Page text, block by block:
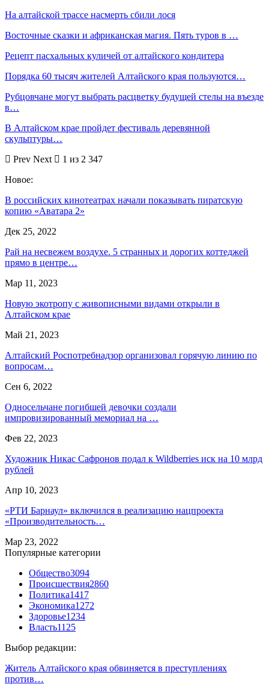
На алтайской трассе насмерть сбили лося
Восточные сказки и африканская магия. Пять туров в …
Рецепт пасхальных куличей от алтайского кондитера
Порядка 60 тысяч жителей Алтайского края пользуются…
Рубцовчане могут выбрать расцветку будущей стелы на въезде
в…
В Алтайском крае пройдет фестиваль деревянной
скульптуры…
Prev Next
1 из 2 347
Новое:
В российских кинотеатрах начали показывать пиратскую
копию «Аватара 2»
Дек 25, 2022
Рай на несвежем воздухе. 5 странных и дорогих коттеджей
прямо в центре…
Мар 11, 2023
Новую экотропу с живописными видами открыли в
Алтайском крае
Май 21, 2023
Алтайский Роспотребнадзор организовал горячую линию по
вопросам…
Сен 6, 2022
Односельчане погибшей девочки создали
импровизированный мемориал на …
Фев 22, 2023
Художник Никас Сафронов подал к Wildberries иск на 10 млрд
рублей
Апр 10, 2023
«РТИ Барнаул» включился в реализацию нацпроекта
«Производительность…
Мар 23, 2022
Популярные категории
Общество3094
Происшествия2860
Политика1417
Экономика1272
Здоровье1234
Власть1125
Выбор редакции:
Житель Алтайского края обвиняется в преступлениях
против…